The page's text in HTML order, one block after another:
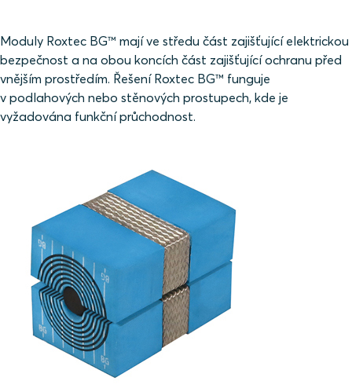
Moduly Roxtec BG™ mají ve středu část zajišťující elektrickou
bezpečnost a na obou koncích část zajišťující ochranu před
vnějším prostředím. Řešení Roxtec BG™ funguje
v podlahových nebo stěnových prostupech, kde je
vyžadována funkční průchodnost.